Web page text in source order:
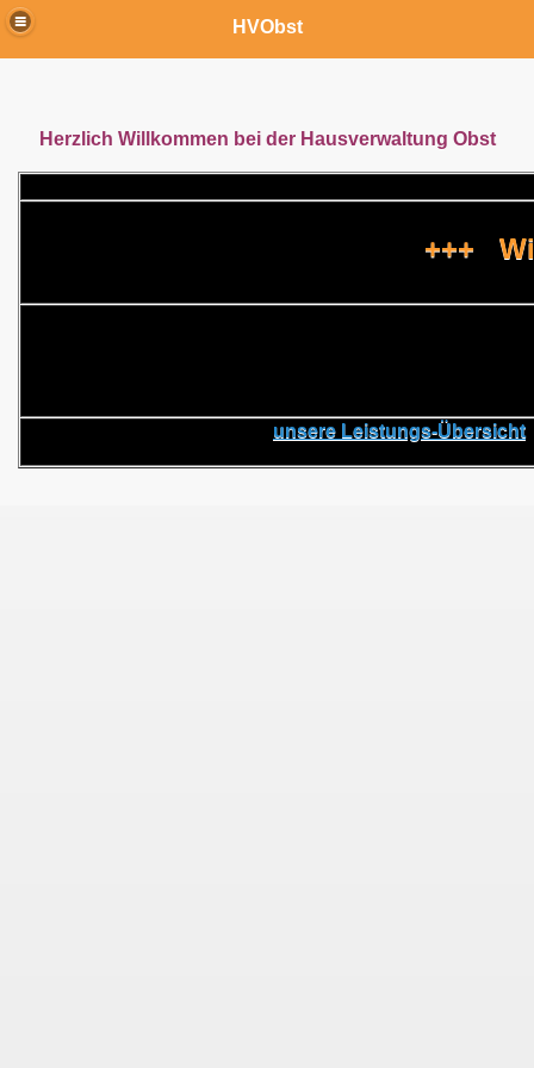
HVObst
Herzlich Willkommen bei der Hausverwaltung Obst
+++
unsere Leistungs-Übersicht